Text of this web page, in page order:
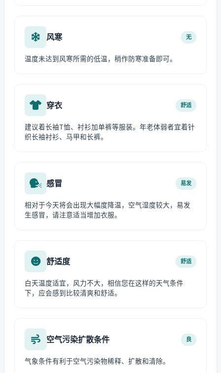
风寒 无
温度未达到风寒所需的低温，稍作防寒准备即可。
穿衣 舒适
建议着长袖T恤、衬衫加单裤等服装。年老体弱者宜着针
织长袖衬衫、马甲和长裤。
感冒 易发
相对于今天将会出现大幅度降温，空气湿度较大，易发
生感冒，请注意适当增加衣服。
舒适度 舒适
白天温度适宜，风力不大，相信您在这样的天气条件
下，应会感到比较清爽和舒适。
空气污染扩散条件 良
气象条件有利于空气污染物稀释、扩散和清除。